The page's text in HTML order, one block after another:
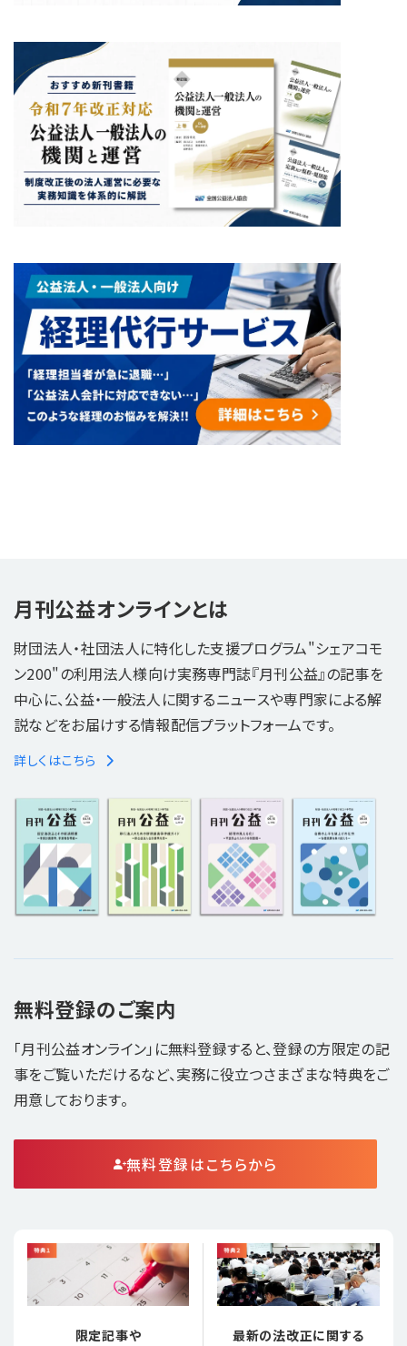
月刊公益オンラインとは
財団法人・社団法人に特化した支援プログラム"シェアコモ
ン200"の利用法人様向け実務専門誌『月刊公益』の記事を
中心に、公益・一般法人に関するニュースや専門家による解
説などをお届けする情報配信プラットフォームです。
詳しくはこちら
無料登録のご案内
「月刊公益オンライン」に無料登録すると、登録の方限定の記
事をご覧いただけるなど、実務に役立つさまざまな特典をご
用意しております。
無料登録はこちらから
限定記事や
最新の法改正に関する